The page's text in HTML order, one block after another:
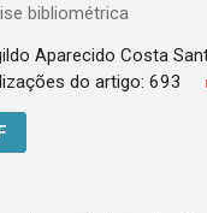
bibliométrica
Aparecido Costa
do artigo: 693